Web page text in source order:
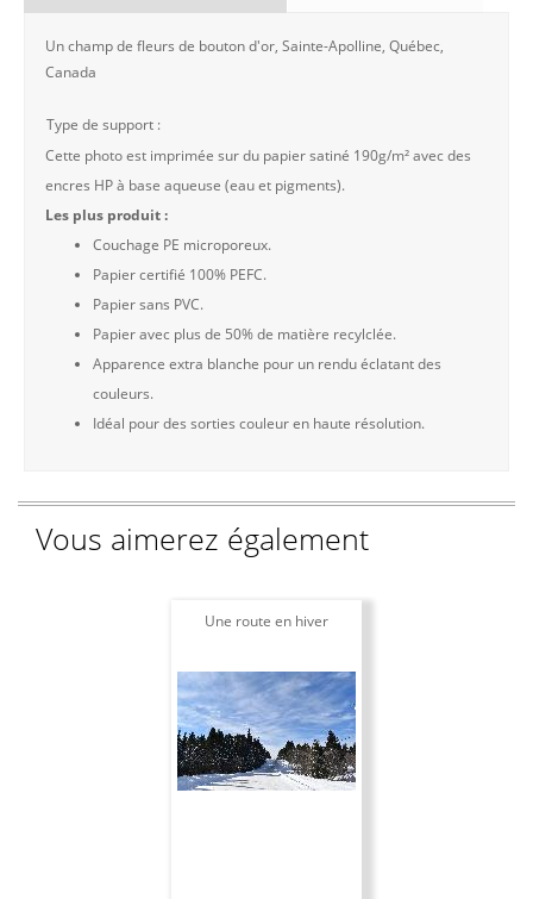
Un champ de fleurs de bouton d'or, Sainte-Apolline, Québec,
Canada
Type de support :
Cette photo est imprimée sur du papier satiné 190g/m² avec des
encres HP à base aqueuse (eau et pigments).
Les plus produit :
Couchage PE microporeux.
Papier certifié 100% PEFC.
Papier sans PVC.
Papier avec plus de 50% de matière recylclée.
Apparence extra blanche pour un rendu éclatant des
couleurs.
Idéal pour des sorties couleur en haute résolution.
Vous aimerez également
Une route en hiver